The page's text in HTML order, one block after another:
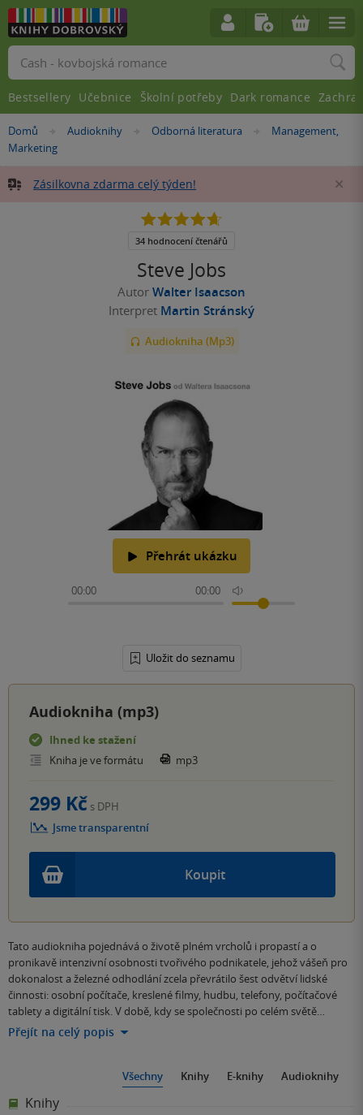
Nacházíte
se
Domů »Audioknihy »
Odborná literatura »
Management,
Marketing
Zásilkovna zdarma celý týden!
Steve Jobs
Autor Walter Isaacson
Interpret Martin Stránský
Audiokniha (Mp3)
Přehrát ukázku
00:00 00:00
Uložit do seznamu
4.7
5
34 hodnocení čtenářů
Audiokniha (mp3)
Ihned ke stažení
Kniha je ve formátu
mp3
Koupit
299 Kč s DPH
Jsme transparentní
Tato audiokniha pojednává o životě plném vrcholů i propastí a o
pronikavě intenzivní osobnosti tvořivého podnikatele, jehož vášeň pro
dokonalost a železné odhodlání zcela převrátilo šest odvětví lidské
činnosti: osobní počítače, kreslené filmy, hudbu, telefony, počítačové
tablety a digitální tisk. V době, kdy se společnosti po celém světě…
Přejít na celý popis
Všechny Knihy E-knihy Audioknihy
Knihy
Vyhledávání
Bestsellery Učebnice Školní potřeby Dark romance